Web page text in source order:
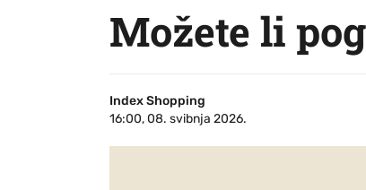
Možete li
Index Shopping
16:00, 08. svibnja 2026.